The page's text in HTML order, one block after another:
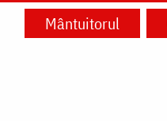
Mântuitorul